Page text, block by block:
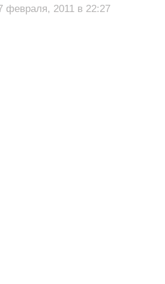
февраля, 2011 в 22:27